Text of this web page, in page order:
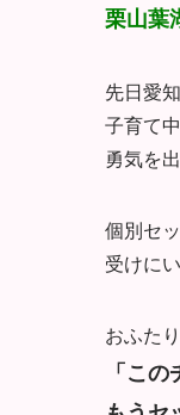
栗山葉
先日愛
子育て
勇気を
個別セ
受けに
おふた
「こ